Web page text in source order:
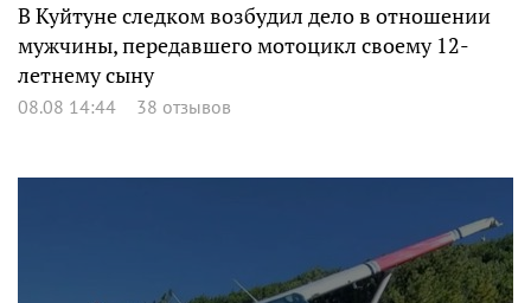
В Куйтуне следком возбудил дело в отношении
мужчины, передавшего мотоцикл своему 12-
летнему сыну
08.08 14:44 38 отзывов